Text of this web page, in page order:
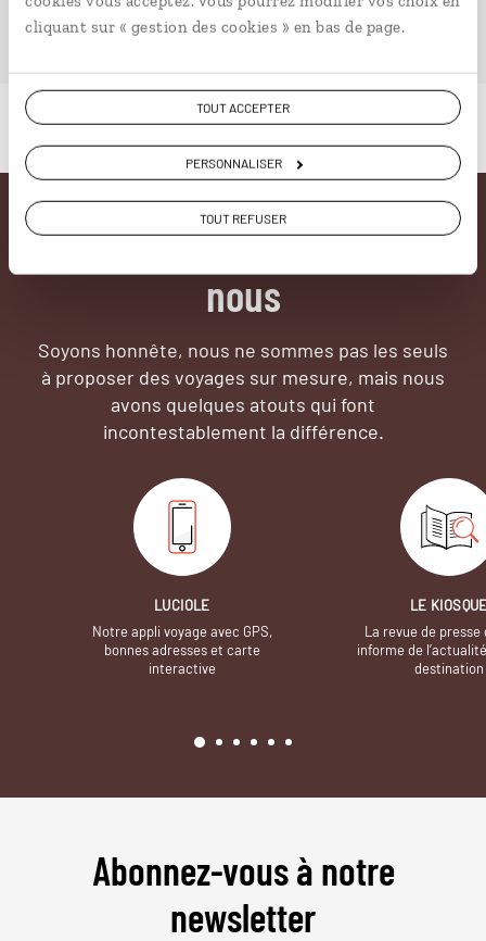
cliquant sur « gestion des cookies » en bas de page.
TOUT ACCEPTER
PERSONNALISER
TOUT REFUSER
PLONGER DANS NOTRE MAGAZINE
Pourquoi voyager avec
nous
Soyons honnête, nous ne sommes pas les seuls
à proposer des voyages sur mesure, mais nous
avons quelques atouts qui font
incontestablement la différence.
LUCIOLE
Notre appli voyage avec GPS,
bonnes adresses et carte
interactive
LE
La revue de presse
informe de
destination
Abonnez-vous à notre
newsletter